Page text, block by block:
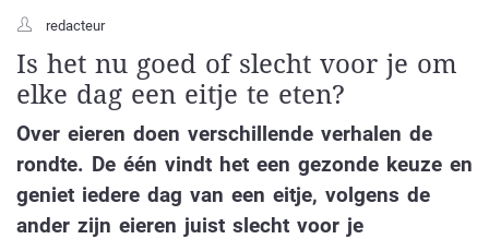
redacteur
Is het nu goed of slecht voor je om
elke dag een eitje te eten?
Over eieren doen verschillende verhalen de
rondte. De één vindt het een gezonde keuze en
geniet iedere dag van een eitje, volgens de
ander zijn eieren juist slecht voor je